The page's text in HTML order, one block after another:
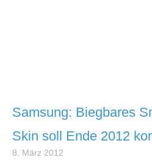
Samsung: Biegbares
Skin soll Ende 2012
8. März 2012